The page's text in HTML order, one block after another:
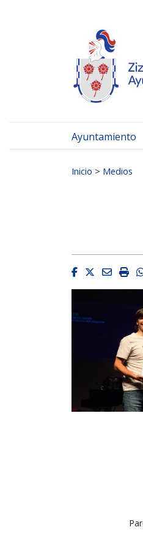
Ayuntamiento
Inicio > Medios
Facebook
Twitter
Email